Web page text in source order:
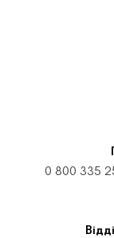
0 800 335